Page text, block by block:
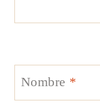
Nombre *